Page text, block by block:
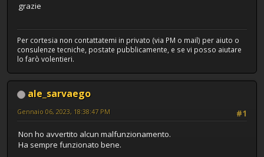
grazie
Per cortesia non contattatemi in privato (via PM o mail) per aiuto o
consulenze tecniche, postate pubblicamente, e se vi posso aiutare
lo farò volentieri.
ale_sarvaego
#1
Gennaio 06, 2023, 18:38:47 PM
Non ho avvertito alcun malfunzionamento.
Ha sempre funzionato bene.